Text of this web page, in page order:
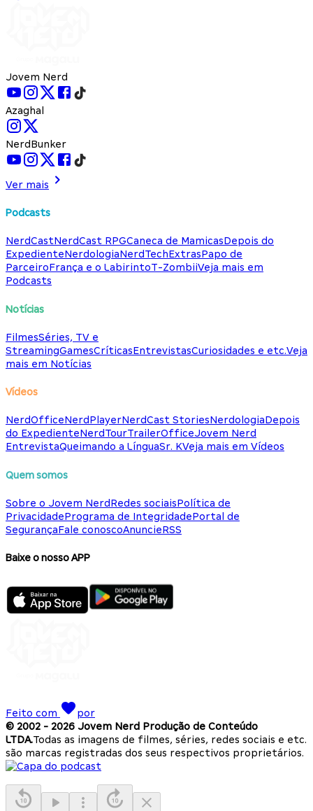
Jovem Nerd
Azaghal
NerdBunker
Ver mais
Podcasts
NerdCastNerdCast RPGCaneca de MamicasDepois do
ExpedienteNerdologiaNerdTechExtrasPapo de
ParceiroFrança e o LabirintoT-ZombiiVeja mais em
Podcasts
Notícias
FilmesSéries, TV e
StreamingGamesCríticasEntrevistasCuriosidades e etc.Veja
mais em Notícias
Vídeos
NerdOfficeNerdPlayerNerdCast StoriesNerdologiaDepois
do ExpedienteNerdTourTrailerOfficeJovem Nerd
EntrevistaQueimando a LínguaSr. KVeja mais em Vídeos
Quem somos
Sobre o Jovem NerdRedes sociaisPolítica de
PrivacidadePrograma de IntegridadePortal de
SegurançaFale conoscoAnuncieRSS
Baixe o nosso APP
Feito com
por
© 2002 - 2026 Jovem Nerd Produção de Conteúdo
LTDA.Todas as imagens de filmes, séries, redes sociais e etc.
são marcas registradas dos seus respectivos proprietários.